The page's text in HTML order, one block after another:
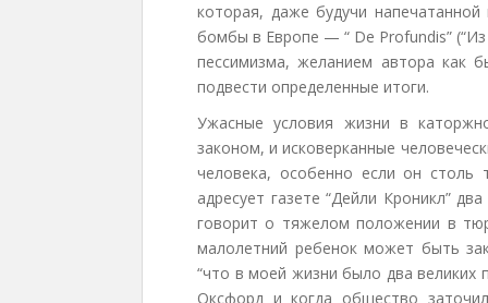
которая, даже будучи
бомбы в Европе — “ De Profundis”
пессимизма, желанием автора как
подвести определенные итоги.
Ужасные условия жизни в
законом, и исковерканные
человека, особенно если он столь
адресует газете “Дейли Кроникл”
говорит о тяжелом положении в
малолетний ребенок может быть
“что в моей жизни было два великих
Оксфорд и когда общество